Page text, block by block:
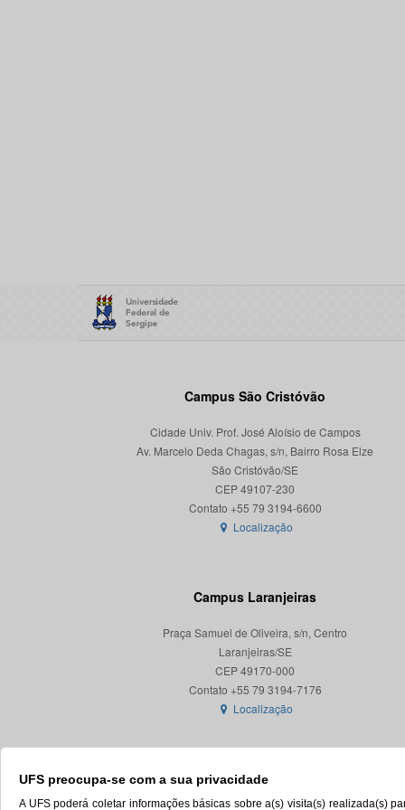
UFS preocupa-se com a sua privacidade
A UFS poderá coletar informações básicas sobre a(s) visita(s) realizada(s)
Campus São Cristóvão
Cidade Univ. Prof. José Aloísio de Campos
Av. Marcelo Deda Chagas, s/n, Bairro Rosa Elze
São Cristóvão/SE
CEP 49107-230
Localização
Campus Laranjeiras
Praça Samuel de Oliveira, s/n, Centro
Laranjeiras/SE
CEP 49170-000
Localização